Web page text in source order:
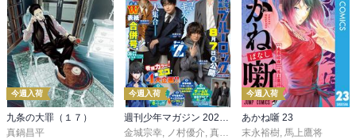
今週入荷
九条の大罪（１７）
真鍋昌平
今週入荷
金城宗幸
ノ村優介 真島ヒロ ,宮島礼吏, 新川直司
今週入荷
あかね噺 23
末永裕樹 馬上鷹将